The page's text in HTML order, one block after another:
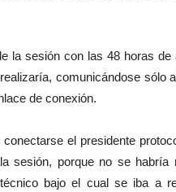
la sesión con las 48 horas
comunicándose sólo
de conexión.
el presidente
sesión, porque no se
bajo el cual se iba a